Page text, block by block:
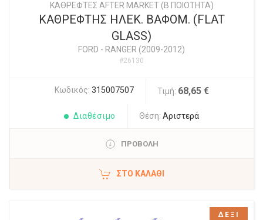
ΚΑΘΡΕΦΤΕΣ AFTER MARKET (Β ΠΟΙΟΤΗΤΑ)
ΚΑΘΡΕΦΤΗΣ ΗΛΕΚ. ΒΑΦΟΜ. (FLAT
GLASS)
FORD - RANGER (2009-2012)
#26130
Κωδικός: 315007507 Τιμή: 68,65 €
Διαθέσιμο Θέση: Αριστερά
ΠΡΟΒΟΛΗ
ΣΤΟ ΚΑΛΆΘΙ
ΔΕΞΙ